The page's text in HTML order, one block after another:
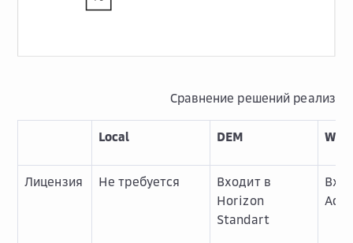
Сравнение решений
Local DEM
Лицензия Не требуется
Входит в
Horizon
Standart